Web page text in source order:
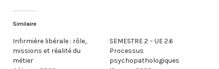
Similaire
Infirmière libérale : rôle,
missions et réalité du
métier
SEMESTRE 2 – UE 2.6
Processus
psychopathologiques